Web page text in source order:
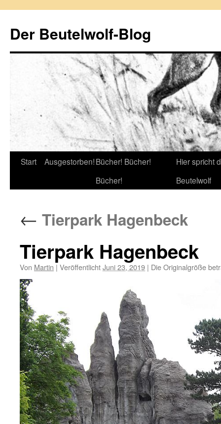
springen
Der Beutelwolf-Blog
Start Ausgestorben!Bücher! Bücher!
Bücher!
Hier spricht
Beutelwolf
← Tierpark Hagenbeck
Tierpark Hagenbeck
Von Martin | VeröffentlichtJuni 23, 2019 | Die Originalgröße